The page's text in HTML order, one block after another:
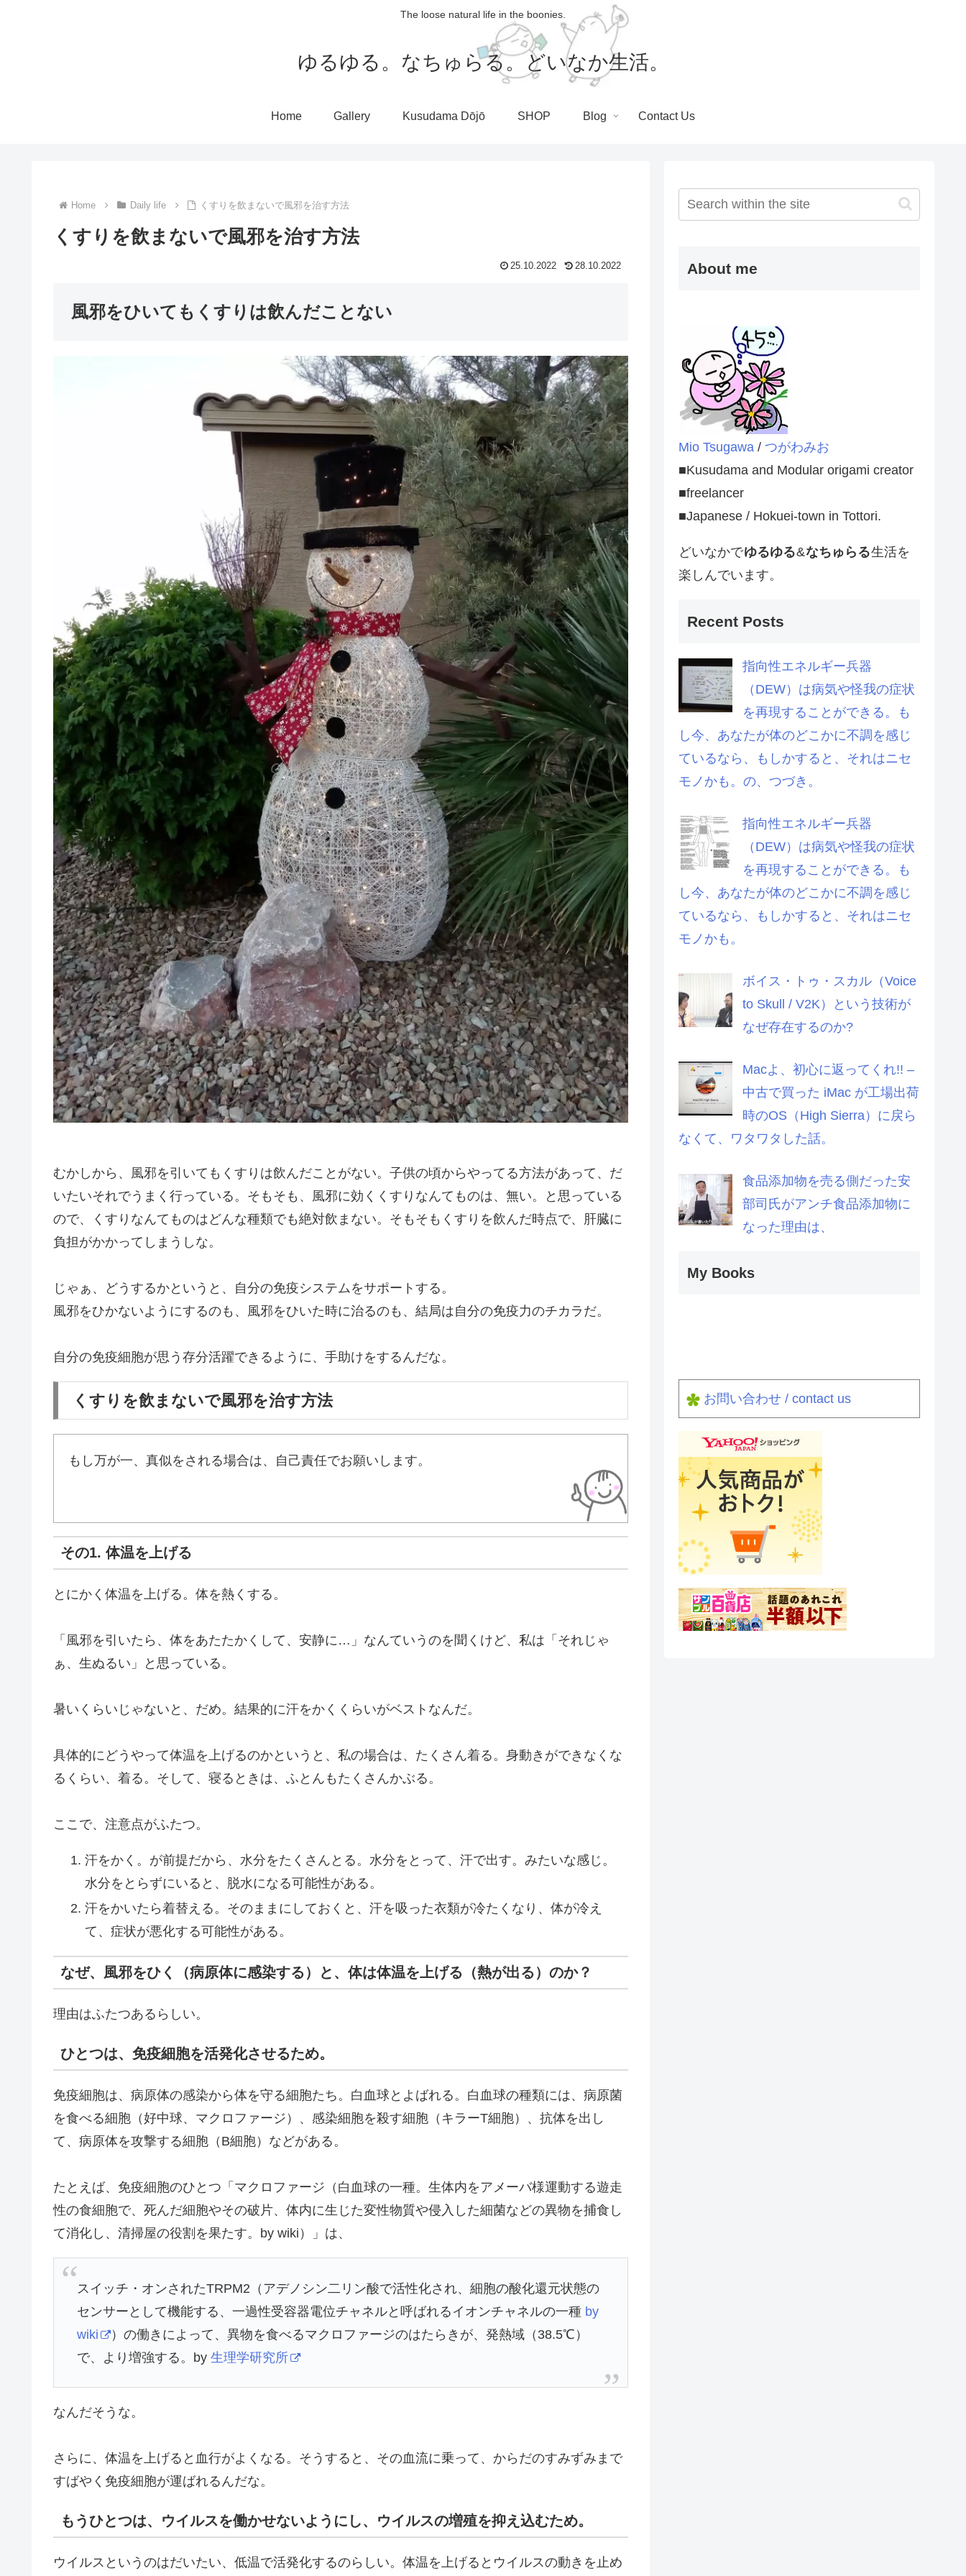
The loose natural life in the boonies.
ゆるゆる。なちゅらる。どいなか生活。
Home Gallery Kusudama Dōjō SHOP Blog Contact Us
Home Daily life くすりを飲まないで風邪を治す方法
くすりを飲まないで風邪を治す方法
25.10.2022 28.10.2022
風邪をひいてもくすりは飲んだことない
むかしから、風邪を引いてもくすりは飲んだことがない。子供の頃からやってる方法があって、だ
いたいそれでうまく行っている。そもそも、風邪に効くくすりなんてものは、無い。と思っている
ので、くすりなんてものはどんな種類でも絶対飲まない。そもそもくすりを飲んだ時点で、肝臓に
負担がかかってしまうしな。
じゃぁ、どうするかというと、自分の免疫システムをサポートする。
風邪をひかないようにするのも、風邪をひいた時に治るのも、結局は自分の免疫力のチカラだ。
自分の免疫細胞が思う存分活躍できるように、手助けをするんだな。
くすりを飲まないで風邪を治す方法
もし万が一、真似をされる場合は、自己責任でお願いします。
その1. 体温を上げる
とにかく体温を上げる。体を熱くする。
「風邪を引いたら、体をあたたかくして、安静に…」なんていうのを聞くけど、私は「それじゃ
ぁ、生ぬるい」と思っている。
暑いくらいじゃないと、だめ。結果的に汗をかくくらいがベストなんだ。
具体的にどうやって体温を上げるのかというと、私の場合は、たくさん着る。身動きができなくな
るくらい、着る。そして、寝るときは、ふとんもたくさんかぶる。
ここで、注意点がふたつ。
汗をかく。が前提だから、水分をたくさんとる。水分をとって、汗で出す。みたいな感じ。
水分をとらずにいると、脱水になる可能性がある。
汗をかいたら着替える。そのままにしておくと、汗を吸った衣類が冷たくなり、体が冷え
て、症状が悪化する可能性がある。
なぜ、風邪をひく（病原体に感染する）と、体は体温を上げる（熱が出る）のか？
理由はふたつあるらしい。
ひとつは、免疫細胞を活発化させるため。
免疫細胞は、病原体の感染から体を守る細胞たち。白血球とよばれる。白血球の種類には、病原菌
を食べる細胞（好中球、マクロファージ）、感染細胞を殺す細胞（キラーT細胞）、抗体を出し
て、病原体を攻撃する細胞（B細胞）などがある。
たとえば、免疫細胞のひとつ「マクロファージ（白血球の一種。生体内をアメーバ様運動する遊走
性の食細胞で、死んだ細胞やその破片、体内に生じた変性物質や侵入した細菌などの異物を捕食し
て消化し、清掃屋の役割を果たす。by wiki）」は、
スイッチ・オンされたTRPM2（アデノシン二リン酸で活性化され、細胞の酸化還元状態の
センサーとして機能する、一過性受容器電位チャネルと呼ばれるイオンチャネルの一種 by
wiki
）の働きによって、異物を食べるマクロファージのはたらきが、発熱域（38.5℃）
で、より増強する。by生理学研究所
なんだそうな。
さらに、体温を上げると血行がよくなる。そうすると、その血流に乗って、からだのすみずみまで
すばやく免疫細胞が運ばれるんだな。
もうひとつは、ウイルスを働かせないようにし、ウイルスの増殖を抑え込むため。
ウイルスというのはだいたい、低温で活発化するのらしい。体温を上げるとウイルスの動きを止め
About me
Mio Tsugawa / つがわみお
■Kusudama and Modular origami creator
■freelancer
■Japanese / Hokuei-town in Tottori.
どいなかでゆるゆる&なちゅらる生活を
楽しんでいます。
Recent Posts
指向性エネルギー兵器
（DEW）は病気や怪我の症状
を再現することができる。も
し今、あなたが体のどこかに不調を感じ
ているなら、もしかすると、それはニセ
モノかも。の、つづき。
指向性エネルギー兵器
（DEW）は病気や怪我の症状
を再現することができる。も
し今、あなたが体のどこかに不調を感じ
ているなら、もしかすると、それはニセ
モノかも。
ボイス・トゥ・スカル（Voice
to Skull / V2K）という技術が
なぜ存在するのか?
Macよ、初心に返ってくれ!! –
中古で買った iMac が工場出荷
時のOS（High Sierra）に戻ら
なくて、ワタワタした話。
食品添加物を売る側だった安
部司氏がアンチ食品添加物に
なった理由は、
My Books
お問い合わせ / contact us